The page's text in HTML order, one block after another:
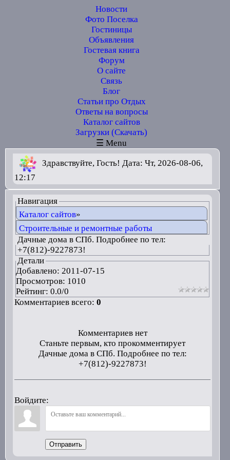
Новости
Фото Поселка
Гостиницы
Объявления
Гостевая книга
Форум
О сайте
Связь
Блог
Статьи про Отдых
Ответы на вопросы
Каталог сайтов
Загрузки (Скачать)
☰ Menu
Здравствуйте, Гость! Дата: Чт, 2026-08-06,
12:17
Навигация
Каталог сайтов»
Строительные и ремонтные работы
Дачные дома в СПб. Подробнее по тел:
+7(812)-9227873!
Детали
Добавлено: 2011-07-15
Просмотров: 1010
Рейтинг: 0.0/0
Комментариев всего: 0
Комментариев нет
Станьте первым, кто прокомментирует
Дачные дома в СПб. Подробнее по тел:
+7(812)-9227873!
Войдите:
Отправить